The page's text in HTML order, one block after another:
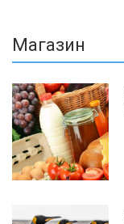
Магазин